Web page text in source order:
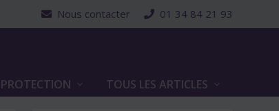
Nous contacter 01 34 84 21 93
PROTECTION TOUS LES ARTICLES